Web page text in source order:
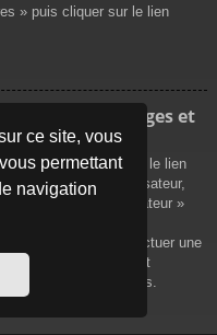
ce site, vous
permettant
navigation
» puis cliquer sur le lien
propres messages et
soit en cliquant sur le lien
de contrôle de l’utilisateur,
messages de l’utilisateur »
cliquant sur le menu
du forum. Pour effectuer une
recherche avancée et
vous sont disponibles.